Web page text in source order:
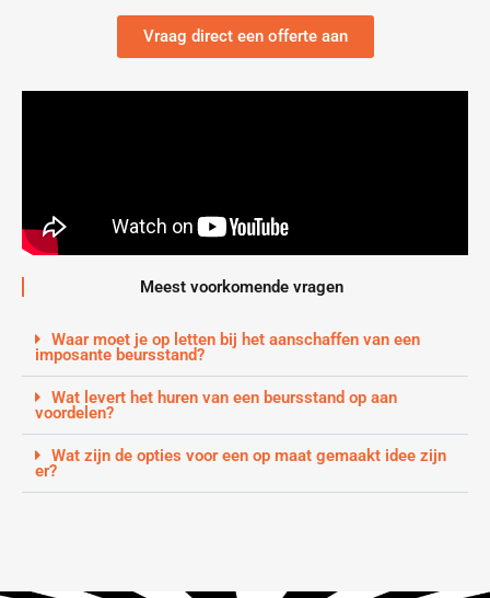
Vraag direct een offerte aan
Meest voorkomende vragen
Waar moet je op letten bij het aanschaffen van een
imposante beursstand?
Wat levert het huren van een beursstand op aan
voordelen?
Wat zijn de opties voor een op maat gemaakt idee zijn
er?